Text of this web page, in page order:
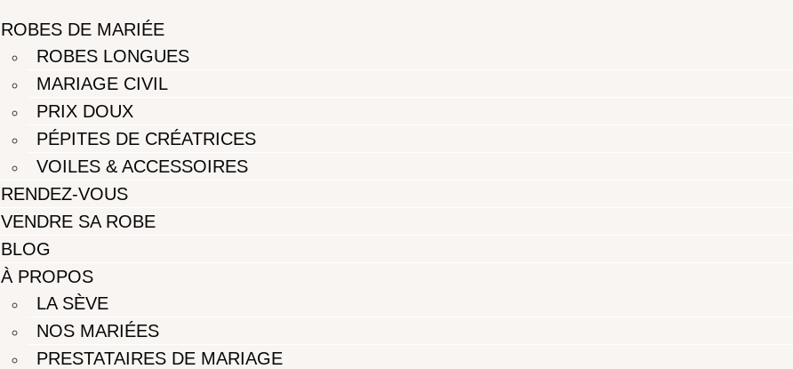
ROBES DE MARIÉE
ROBES LONGUES
MARIAGE CIVIL
PRIX DOUX
PÉPITES DE CRÉATRICES
VOILES & ACCESSOIRES
RENDEZ-VOUS
VENDRE SA ROBE
BLOG
À PROPOS
LA SÈVE
NOS MARIÉES
PRESTATAIRES DE MARIAGE